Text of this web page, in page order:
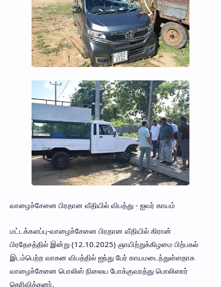
வாழைச்சேனை பிரதான வீதியில் விபத்து - ஐவர் காயம்
மட்டக்களப்பு-வாழைச்சேனை பிரதான வீதியில் கிரான்
பிரதேசத்தில் இன்று (12.10.2025) ஞாயிற்றுக்கிழமை பிற்பகல்
இடம்பெற்ற வாகன விபத்தில் ஐந்து பேர் காயமடைந்துள்ளதாக
வாழைச்சேனை பொலிஸ் நிலைய போக்குவரத்து பொலிஸார்
தெரிவித்தனர்.